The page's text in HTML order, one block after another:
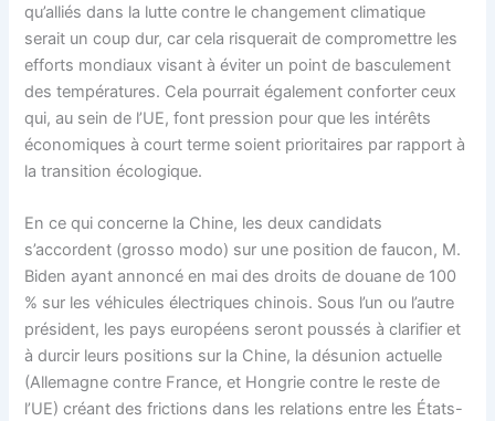
qu’alliés dans la lutte contre le changement climatique
serait un coup dur, car cela risquerait de compromettre les
efforts mondiaux visant à éviter un point de basculement
des températures. Cela pourrait également conforter ceux
qui, au sein de l’UE, font pression pour que les intérêts
économiques à court terme soient prioritaires par rapport à
la transition écologique.
En ce qui concerne la Chine, les deux candidats
s’accordent (grosso modo) sur une position de faucon, M.
Biden ayant annoncé en mai des droits de douane de 100
% sur les véhicules électriques chinois. Sous l’un ou l’autre
président, les pays européens seront poussés à clarifier et
à durcir leurs positions sur la Chine, la désunion actuelle
(Allemagne contre France, et Hongrie contre le reste de
l’UE) créant des frictions dans les relations entre les États-